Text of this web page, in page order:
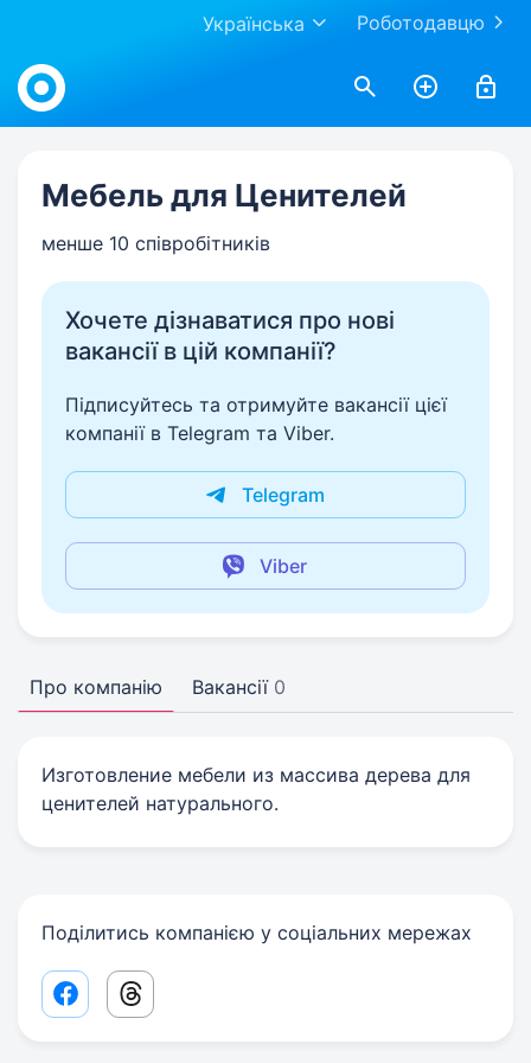
Роботодавцю
Українська
Work.ua
Мебель для Ценителей
менше 10 співробітників
Хочете дізнаватися про нові
вакансії в цій компанії?
Підписуйтесь та отримуйте вакансії цієї
компанії в Telegram та Viber.
Telegram
Viber
Про компанію Вакансії 0
Изготовление мебели из массива дерева для
ценителей натурального.
Поділитись компанією у соціальних мережах
Facebook share link
Threads share link